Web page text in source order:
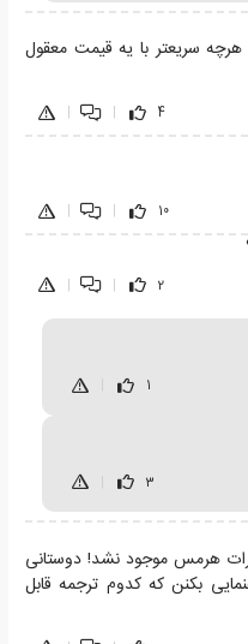
سریعتر با یه قیمت معقول
4
10
2
|
|
1
3
هرمس موجود نشد! دوستانی
بکنن که کدوم ترجمه قابل